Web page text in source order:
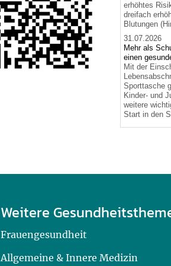
erhöhtes
dreifach
Blutungen
31.07.2026
Mehr als
einen
Mit der
Sporttasche
Kinder- und
weitere
Start in den
Weitere
Frauengesundheit
Allgemeine & Innere Medizin